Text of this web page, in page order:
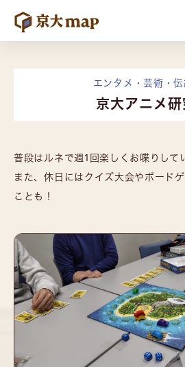
エンタメ・芸術・
京大アニメ
普段はルネで週1回楽しくお喋りして
また、休日にはクイズ大会やボード
ことも！